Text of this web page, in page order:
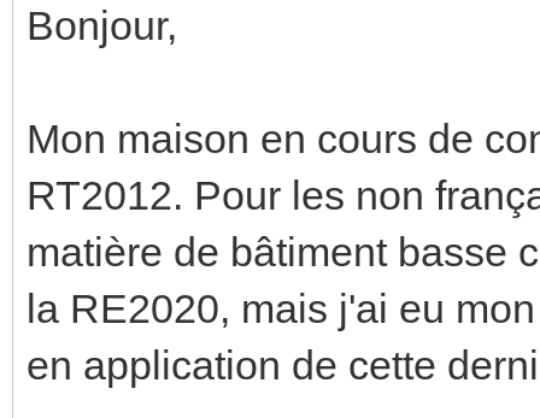
Bonjour,
Mon maison en cours de
RT2012. Pour les non
matière de bâtiment basse
la RE2020, mais j'ai eu
en application de cette